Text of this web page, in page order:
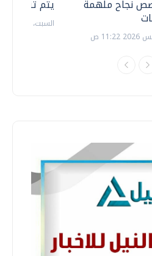
يتم
السبت، 18 يوليو 2026 09:22 ص
نجاح ملهمة